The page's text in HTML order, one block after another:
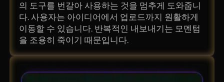
의 도구를 번갈아 사용하는 것을 멈추게 도와줍니
다. 사용자는 아이디어에서 업로드까지 원활하게
이동할 수 있습니다. 반복적인 내보내기는 모멘텀
을 조용히 죽이기 때문입니다.